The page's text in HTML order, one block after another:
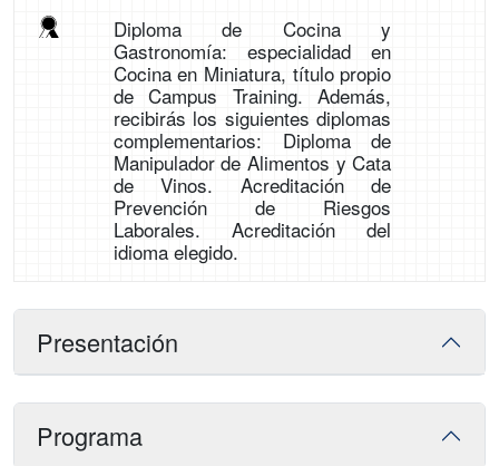
Diploma de Cocina y
Gastronomía: especialidad en
Cocina en Miniatura, título propio
de Campus Training. Además,
recibirás los siguientes diplomas
complementarios: Diploma de
Manipulador de Alimentos y Cata
de Vinos. Acreditación de
Prevención de Riesgos
Laborales. Acreditación del
idioma elegido.
Presentación
Programa